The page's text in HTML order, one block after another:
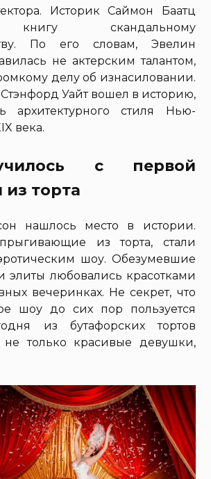
Историк Саймон Баатц
книгу скандальному
По его словам, Эвелин
не актерским талантом,
делу об изнасиловании.
Уайт вошел в историю,
архитектурного стиля Нью-
века.
с первой
торта
нашлось место в истории.
из торта, стали
шоу. Обезумевшие
элиты любовались красотками
вечеринках. Не секрет, что
шоу до сих пор пользуется
из бутафорских тортов
только красивые девушки,